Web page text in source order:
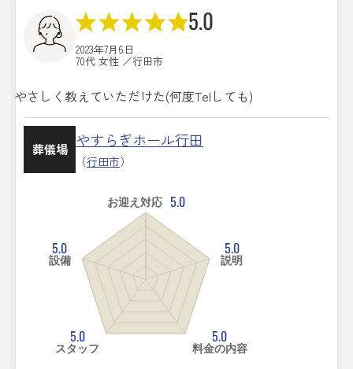
5.0
2023年7月6日
70代 女性 ／行田市
やさしく教えていただけた(何度Telしても)
葬儀場 やすらぎホール行田
（行田市）
お迎え対応 5.0
5.0
説明
5.0
料金の内容
5.0
スタッフ
5.0
設備